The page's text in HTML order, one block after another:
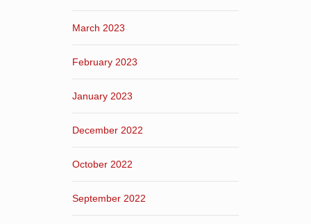
March 2023
February 2023
January 2023
December 2022
October 2022
September 2022